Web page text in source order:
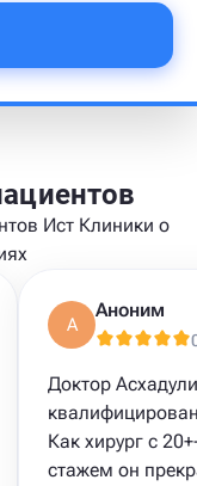
Ист Клиники о
А
Аноним
Доктор
Как хирург с
стажем он